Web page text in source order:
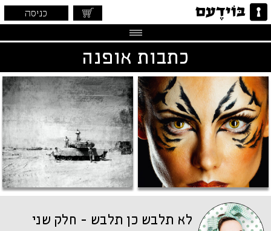
כניסה
כתבות אופנה
לא תלבש כן תלבש - חלק שני